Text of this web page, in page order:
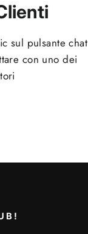
sul pulsante chat
con uno dei